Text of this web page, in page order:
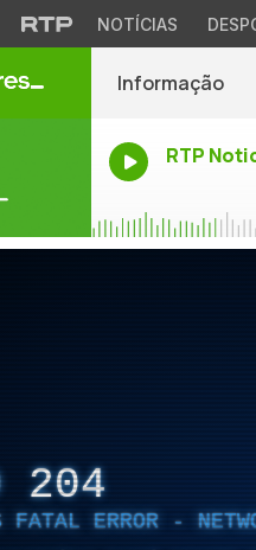
NOTÍCIAS
Informação
RTP
204
ERROR -